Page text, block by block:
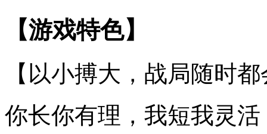
【游戏特色】
【以小搏大，战局随时
你长你有理，我短我灵